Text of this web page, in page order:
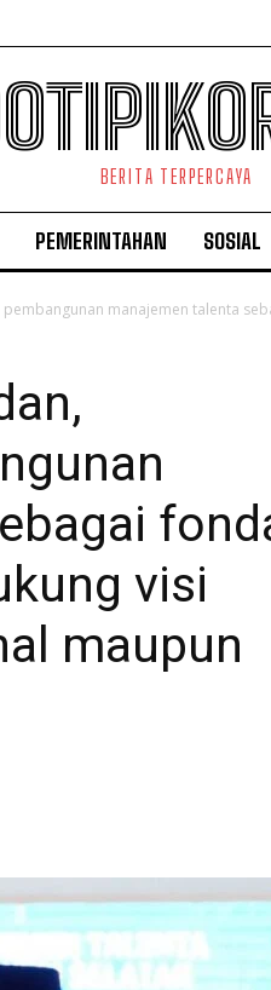
BERITA TERPERCAYA
PEMERINTAHAN SOSIAL
manajemen talenta
visi
maupun